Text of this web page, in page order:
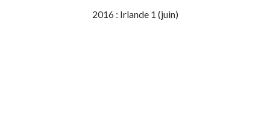
2016 : Irlande 1 (juin)